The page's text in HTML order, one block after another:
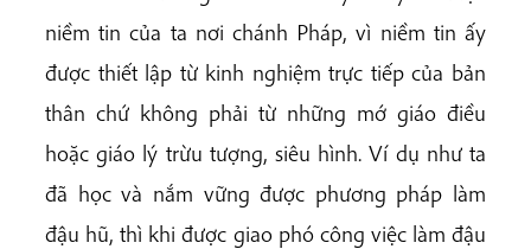
niềm tin của ta nơi chánh Pháp, vì niềm tin ấy
được thiết lập từ kinh nghiệm trực tiếp của bản
thân chứ không phải từ những mớ giáo điều
hoặc giáo lý trừu tượng, siêu hình. Ví dụ như ta
đã học và nắm vững được phương pháp làm
đậu hũ, thì khi được giao phó công việc làm đậu